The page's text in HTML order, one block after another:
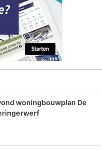
woningbouwplan De